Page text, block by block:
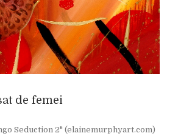
de femei
Seduction 2" (elainemurphyart.com)